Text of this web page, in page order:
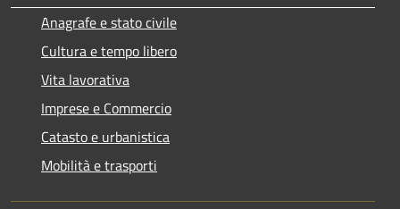
Anagrafe e stato civile
Cultura e tempo libero
Vita lavorativa
Imprese e Commercio
Catasto e urbanistica
Mobilità e trasporti